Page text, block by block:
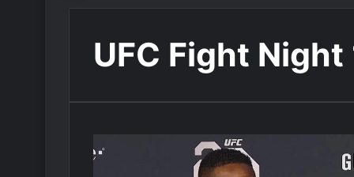
UFC Fight Night